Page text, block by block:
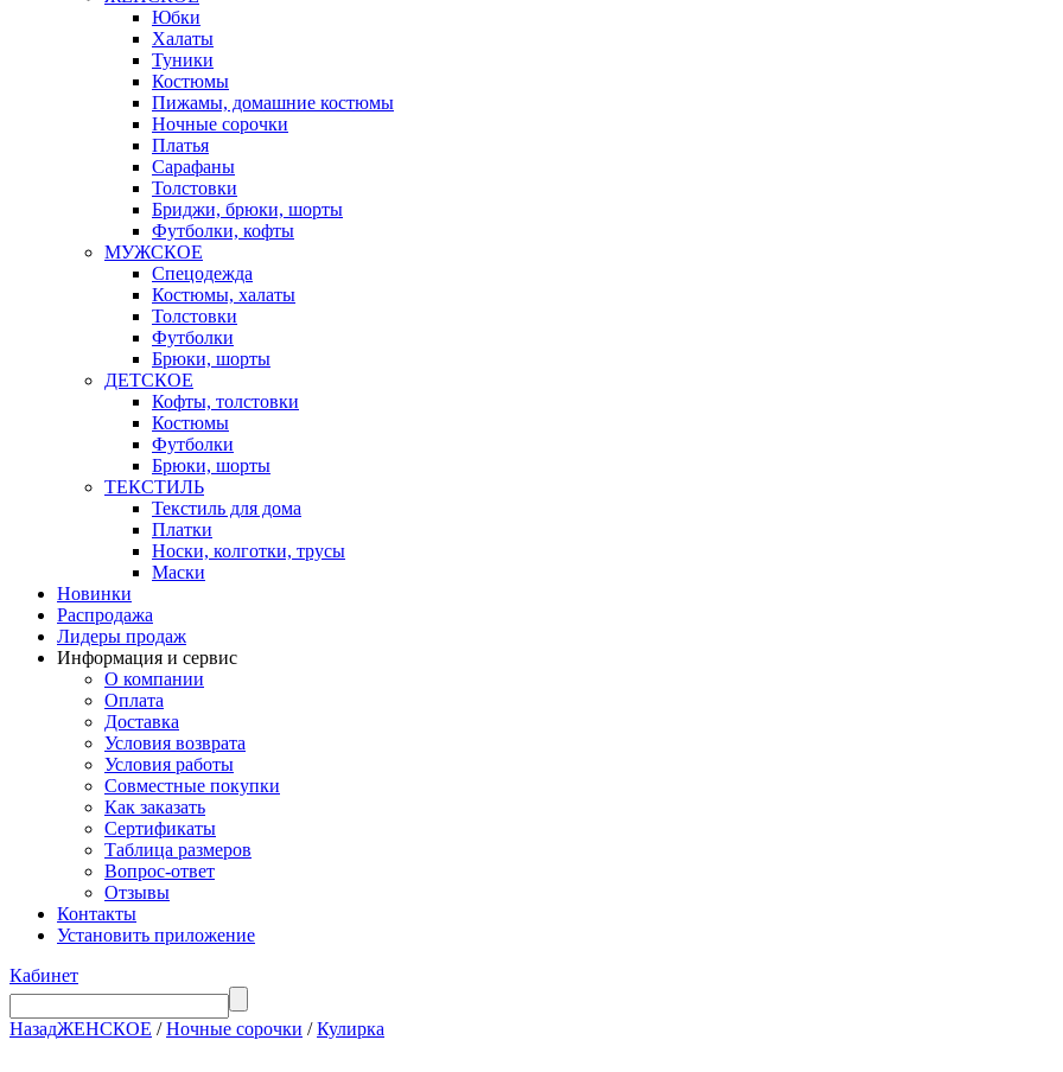
Юбки
Халаты
Туники
Костюмы
Пижамы, домашние костюмы
Ночные сорочки
Платья
Сарафаны
Толстовки
Бриджи, брюки, шорты
Футболки, кофты
МУЖСКОЕ
Спецодежда
Костюмы, халаты
Толстовки
Футболки
Брюки, шорты
ДЕТСКОЕ
Кофты, толстовки
Костюмы
Футболки
Брюки, шорты
ТЕКСТИЛЬ
Текстиль для дома
Платки
Носки, колготки, трусы
Маски
Новинки
Распродажа
Лидеры продаж
Информация и сервис
О компании
Оплата
Доставка
Условия возврата
Условия работы
Совместные покупки
Как заказать
Сертификаты
Таблица размеров
Вопрос-ответ
Отзывы
Контакты
Установить приложение
Кабинет
НазадЖЕНСКОЕ /Ночные сорочки /Кулирка